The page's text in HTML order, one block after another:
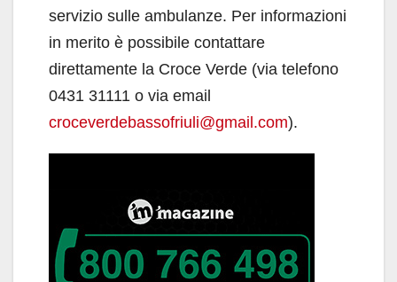
servizio sulle ambulanze. Per informazioni
in merito è possibile contattare
direttamente la Croce Verde (via telefono
0431 31111 o via email
croceverdebassofriuli@gmail.com).